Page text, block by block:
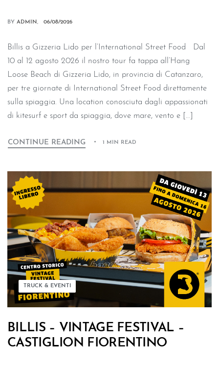
BY ADMIN 06/08/2026
Billis a Gizzeria Lido per l’International Street Food Dal
10 al 12 agosto 2026 il nostro tour fa tappa all’Hang
Loose Beach di Gizzeria Lido, in provincia di Catanzaro,
per tre giornate di International Street Food direttamente
sulla spiaggia. Una location conosciuta dagli appassionati
di kitesurf e sport da spiaggia, dove mare, vento e […]
CONTINUE READING 1 MIN READ
TRUCK & EVENTI
BILLIS – VINTAGE FESTIVAL –
CASTIGLION FIORENTINO